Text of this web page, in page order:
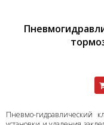
Пневмо-гидравлический